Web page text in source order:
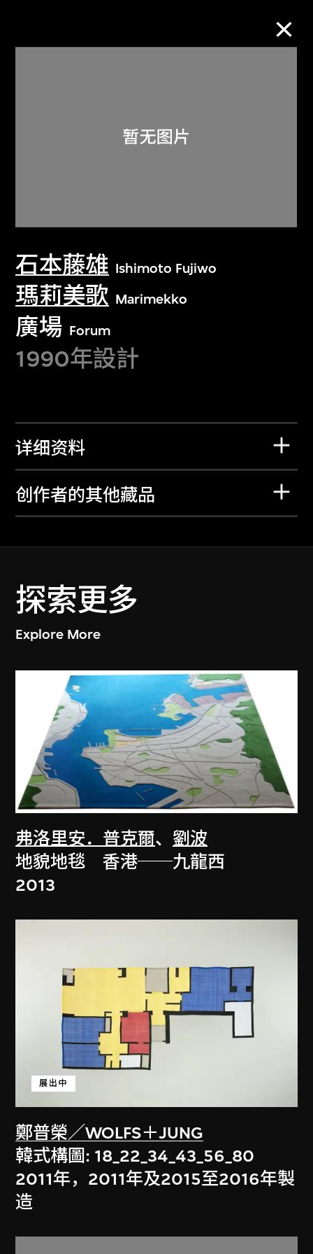
石本藤雄 Ishimoto Fujiwo
瑪莉美歌 Marimekko
廣場 Forum
1990年設計
详细资料
创作者的其他藏品
探索更多
Explore More
弗洛里安．普克爾、 劉波
地貌地毯 香港──九龍西
2013
鄭普榮／WOLFS＋JUNG
展出中
韓式構圖: 18_22_34_43_56_80
2011年，2011年及2015至2016年製
造
关于M+藏品
探索世界顶级的二十及二十一世纪视觉
文化藏品。